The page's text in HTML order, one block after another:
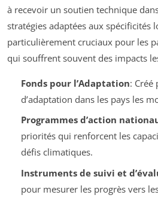
à recevoir un soutien technique
stratégies adaptées aux spécificités
particulièrement cruciaux pour les
qui souffrent souvent des impacts
Fonds pour l’Adaptation: Créé
d’adaptation dans les pays les
Programmes d’action
priorités qui renforcent les
défis climatiques.
Instruments de suivi et
pour mesurer les progrès vers